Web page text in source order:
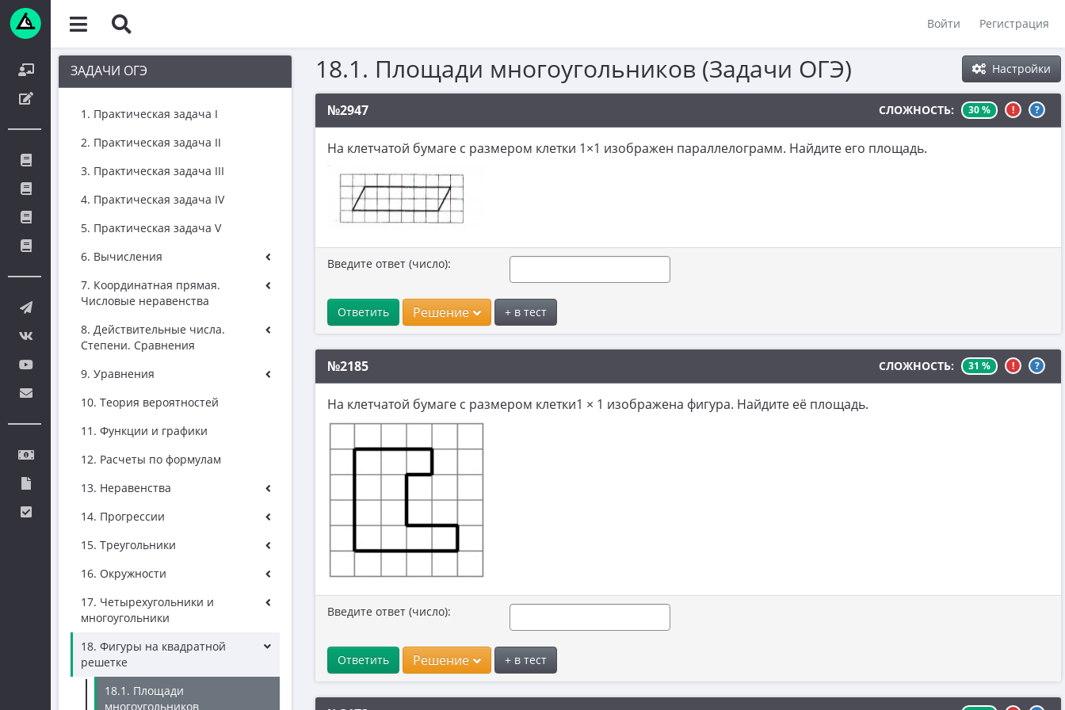
Войти Регистрация
ЗАДАЧИ ОГЭ
1. Практическая задача I
2. Практическая задача II
3. Практическая задача III
4. Практическая задача IV
5. Практическая задача V
6. Вычисления
7. Координатная прямая.
Числовые неравенства
8. Действительные числа.
Степени. Сравнения
9. Уравнения
10. Теория вероятностей
11. Функции и графики
12. Расчеты по формулам
13. Неравенства
14. Прогрессии
15. Треугольники
16. Окружности
17. Четырехугольники и
многоугольники
18. Фигуры на квадратной
решетке
18.1. Площади
многоугольников
Настройки
18.1. Площади многоугольников (Задачи ОГЭ)
№2947 СЛОЖНОСТЬ: 30 % ! ?
На клетчатой бумаге с размером клетки 1×1 изображен параллелограмм. Найдите его площадь.
Введите ответ (число):
Ответить Решение + в тест
№2185 СЛОЖНОСТЬ: 31 % ! ?
На клетчатой бумаге с размером клетки1 × 1 изображена фигура. Найдите её площадь.
Введите ответ (число):
Ответить Решение + в тест